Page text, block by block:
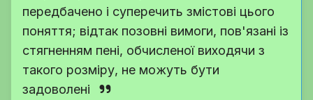
передбачено і суперечить змістові цього
поняття; відтак позовні вимоги, пов'язані із
стягненням пені, обчисленої виходячи з
такого розміру, не можуть бути
задоволені